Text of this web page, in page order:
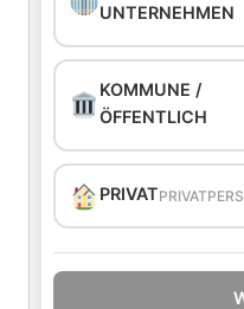
UNTERNEHMEN
KOMMUNE /
ÖFFENTLICH
PRIVAT